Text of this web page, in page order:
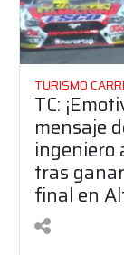
TURISMO
TC:
mensaje
ingeniero
tras
final en